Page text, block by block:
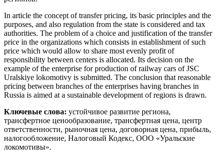
In article the concept of transfer pricing, its basic principles and the
purposes, and also regulation from the state is considered and tax
authorities. The problem of a choice and justification of the transfer
price in the organizations which consists in establishment of such
price which would allow to share most evenly profit of
responsibility between centers is allocated. Its decision on the
example of the enterprise for production of railway cars of JSC
Uralskiye lokomotivy is submitted. The conclusion that reasonable
pricing between branches of the enterprises having branches in
Russia is aimed at a sustainable development of regions is drawn.
Ключевые слова: устойчивое развитие региона,
трансфертное ценообразование, трансфертная цена, центр
ответственности, рыночная цена, договорная цена, прибыль,
налогообложение, Налоговый Кодекс, ООО «Уральские
локомотивы».